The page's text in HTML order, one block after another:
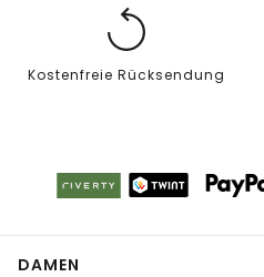
Kostenfreie Rücksendung
DAMEN